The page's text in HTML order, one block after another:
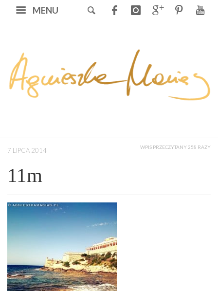
MENU
7 LIPCA 2014 WPIS PRZECZYTANY 258 RAZY
11m